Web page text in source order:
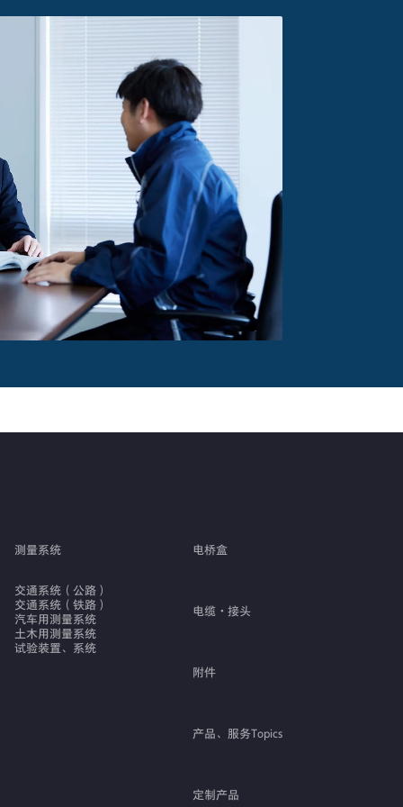
测量系统
交通系统（公路）
交通系统（铁路）
汽车用测量系统
土木用测量系统
试验装置、系统
电桥盒
电缆・接头
附件
产品、服务Topics
定制产品